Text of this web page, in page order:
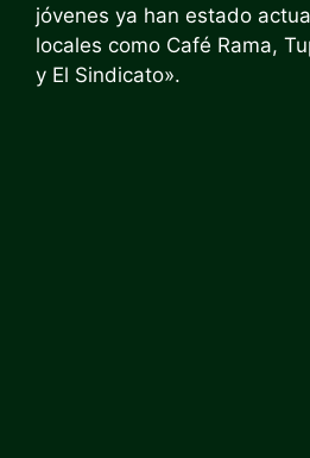
jóvenes ya han estado
locales como Café Rama,
y El Sindicato».